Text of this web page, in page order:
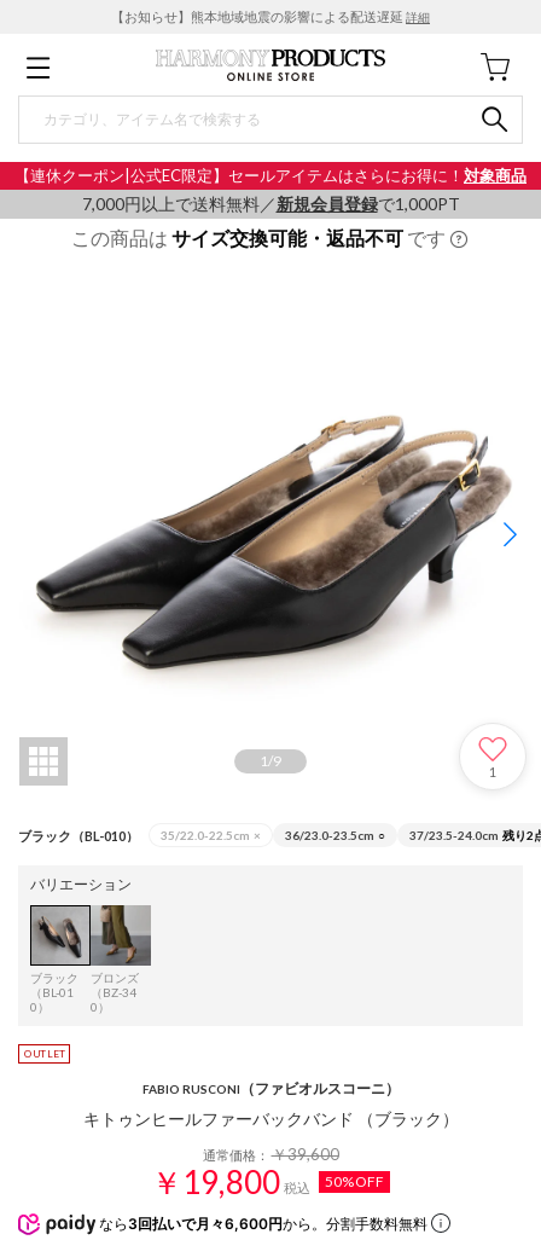
【お知らせ】熊本地域地震の影響による配送遅延 詳細
【連休クーポン|公式EC限定】セールアイテムはさらにお得に！ 対象商品
7,000円以上で送料無料／新規会員登録で1,000PT
この商品は サイズ交換可能・返品不可 です
1/9
1
ブラック（BL-010） 35/22.0-22.5cm × 36/23.0-23.5cm ○ 37/23.5-24.0cm 残り2
バリエーション
ブラック
（BL-01
0）
ブロンズ
（BZ-34
0）
FABIO RUSCONI （ファビオルスコーニ）
キトゥンヒールファーバックバンド （ブラック）
通常価格：￥39,600
￥19,800 税込 50%OFF
なら 3回払いで月々6,600円から。分割手数料無料